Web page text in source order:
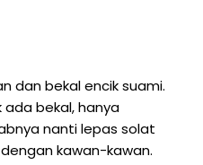
dan bekal encik suami.
bekal, hanya
nanti lepas solat
kawan-kawan.